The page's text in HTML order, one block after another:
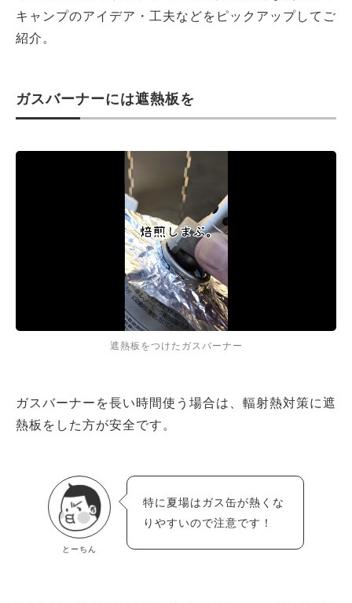
キャンプのアイデア・工夫などをピックアップしてご
紹介。
ガスバーナーには遮熱板を
遮熱板をつけたガスバーナー
ガスバーナーを長い時間使う場合は、輻射熱対策に遮
熱板をした方が安全です。
とーちん
特に夏場はガス缶が熱くな
りやすいので注意です！